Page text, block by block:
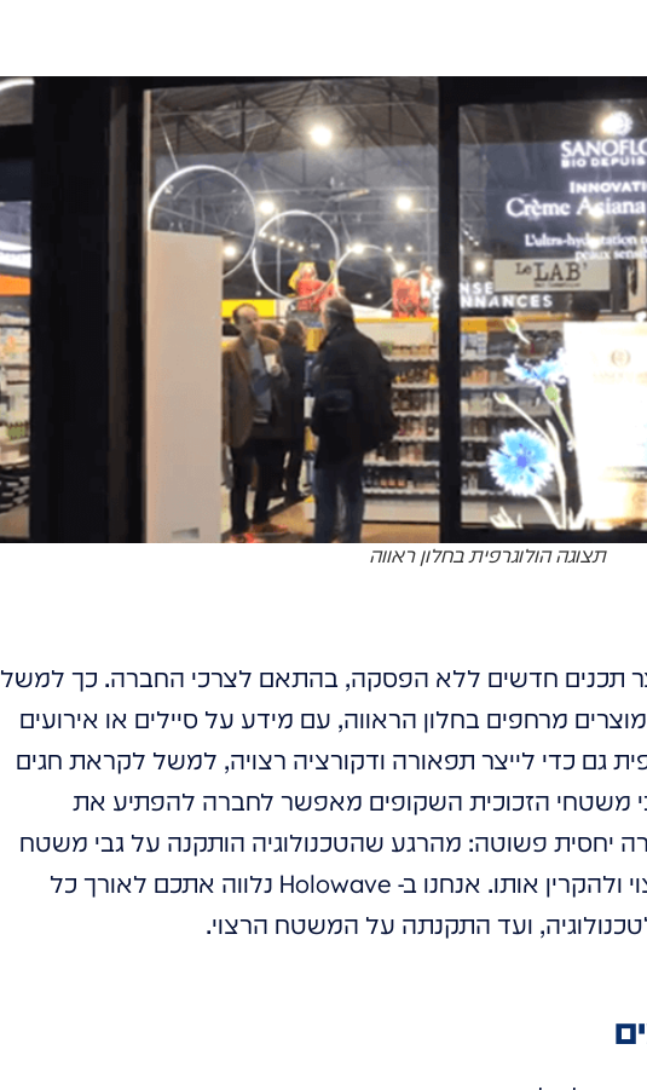
תצוגה הולוגרפית בחלון ראווה
תכנים חדשים ללא הפסקה, בהתאם לצרכי החברה. כך למשל
מרחפים בחלון הראווה, עם מידע על סיילים או אירועים
גם כדי לייצר תפאורה ודקורציה רצויה, למשל לקראת חגים
משטחי הזכוכית השקופים מאפשר לחברה להפתיע את
יחסית פשוטה: מהרגע שהטכנולוגיה הותקנה על גבי משטח
הזכוכית, אפשר פשוט ליצור את התוכן הרצוי ולהקרין אותו. אנחנו ב- Holowave נלווה אתכם לאורך כל
ועד התקנתה על המשטח הרצוי.